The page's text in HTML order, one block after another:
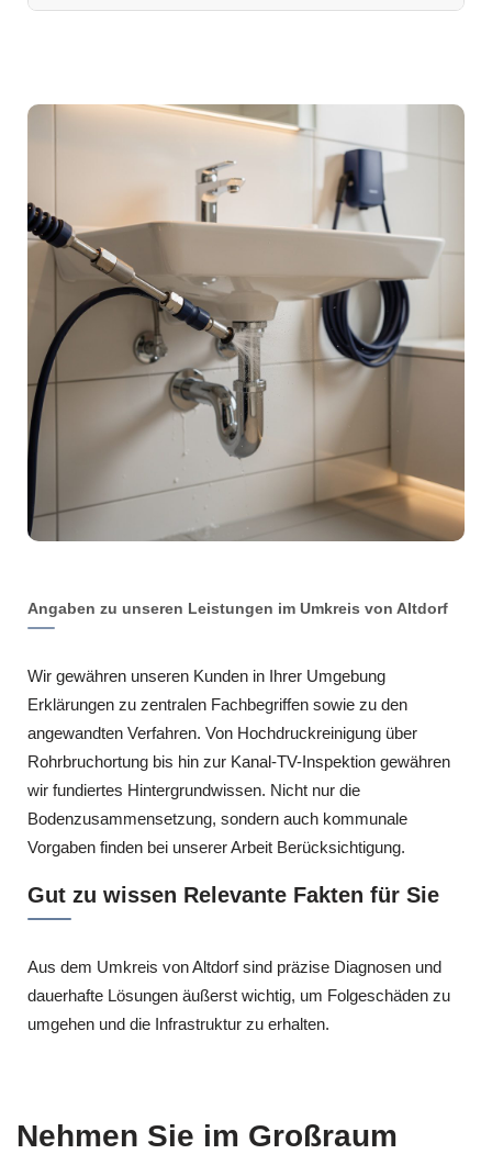
Angaben zu unseren Leistungen im Umkreis von Altdorf
Wir gewähren unseren Kunden in Ihrer Umgebung
Erklärungen zu zentralen Fachbegriffen sowie zu den
angewandten Verfahren. Von Hochdruckreinigung über
Rohrbruchortung bis hin zur Kanal-TV-Inspektion gewähren
wir fundiertes Hintergrundwissen. Nicht nur die
Bodenzusammensetzung, sondern auch kommunale
Vorgaben finden bei unserer Arbeit Berücksichtigung.
Gut zu wissen Relevante Fakten für Sie
Aus dem Umkreis von Altdorf sind präzise Diagnosen und
dauerhafte Lösungen äußerst wichtig, um Folgeschäden zu
umgehen und die Infrastruktur zu erhalten.
Nehmen Sie im Großraum